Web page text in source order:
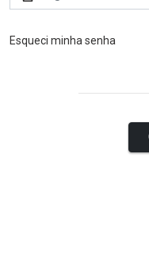
Esqueci minha senha